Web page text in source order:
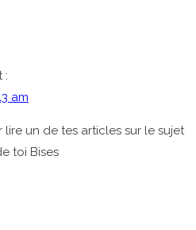
:
am
lire un de tes articles sur le sujet
toi Bises